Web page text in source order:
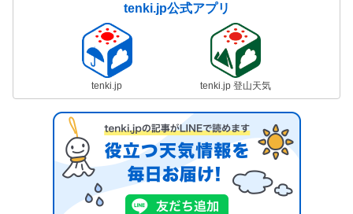
tenki.jp公式アプリ
tenki.jp tenki.jp 登山天気